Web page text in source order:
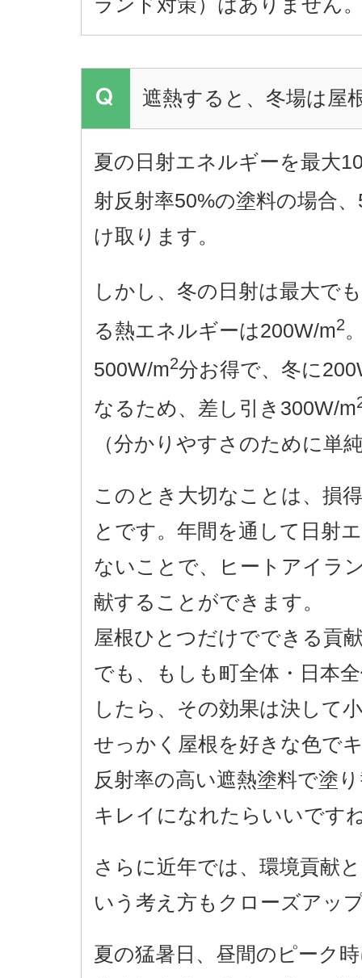
ランド対策）はありません
遮熱すると、冬場は屋
夏の日射エネルギーを最大
射反射率50%の塗料の場合
け取ります。
しかし、冬の日射は最大で
る熱エネルギーは200W/m2
500W/m2分お得で、冬に
なるため、差し引き300W/m
（分かりやすさのために単
このとき大切なことは、損
とです。年間を通して日射
ないことで、ヒートアイラ
献することができます。
屋根ひとつだけでできる貢
でも、もしも町全体・日本
したら、その効果は決して
せっかく屋根を好きな色で
反射率の高い遮熱塗料で塗
キレイになれたらいいです
さらに近年では、環境貢献
いう考え方もクローズアッ
夏の猛暑日、昼間のピーク